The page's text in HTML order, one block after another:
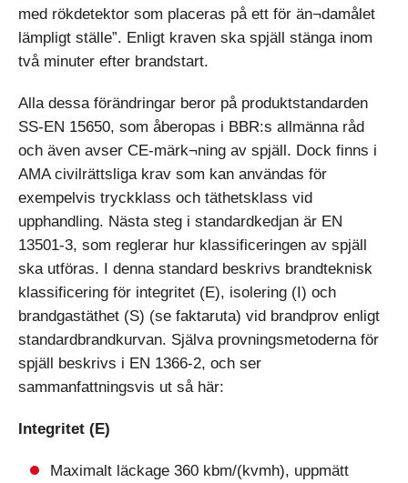
med rökdetektor som placeras på ett för än¬damålet
lämpligt ställe”. Enligt kraven ska spjäll stänga inom
två minuter efter brandstart.
Alla dessa förändringar beror på produktstandarden
SS-EN 15650, som åberopas i BBR:s allmänna råd
och även avser CE-märk¬ning av spjäll. Dock finns i
AMA civilrättsliga krav som kan användas för
exempelvis tryckklass och täthetsklass vid
upphandling. Nästa steg i standardkedjan är EN
13501-3, som reglerar hur klassificeringen av spjäll
ska utföras. I denna standard beskrivs brandteknisk
klassificering för integritet (E), isolering (I) och
brandgastäthet (S) (se faktaruta) vid brandprov enligt
standardbrandkurvan. Själva provningsmetoderna för
spjäll beskrivs i EN 1366-2, och ser
sammanfattningsvis ut så här:
Integritet (E)
Maximalt läckage 360 kbm/(kvmh), uppmätt